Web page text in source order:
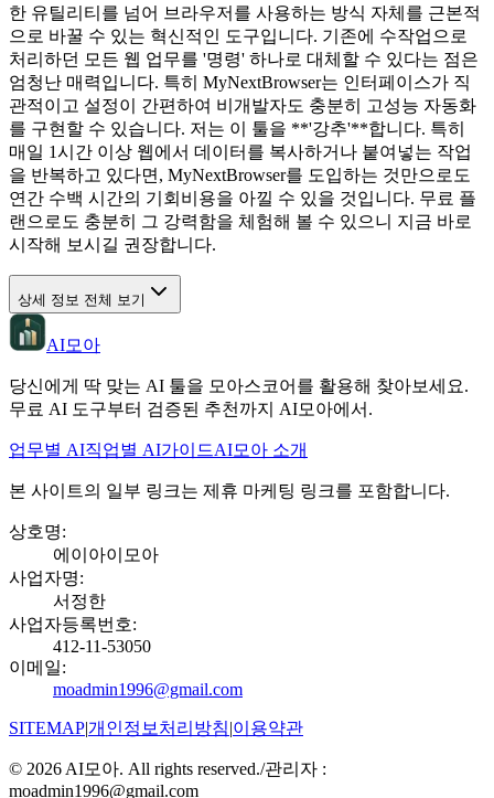
한 유틸리티를 넘어 브라우저를 사용하는 방식 자체를 근본적
으로 바꿀 수 있는 혁신적인 도구입니다. 기존에 수작업으로
처리하던 모든 웹 업무를 '명령' 하나로 대체할 수 있다는 점은
엄청난 매력입니다. 특히 MyNextBrowser는 인터페이스가 직
관적이고 설정이 간편하여 비개발자도 충분히 고성능 자동화
를 구현할 수 있습니다. 저는 이 툴을 **'강추'**합니다. 특히
매일 1시간 이상 웹에서 데이터를 복사하거나 붙여넣는 작업
을 반복하고 있다면, MyNextBrowser를 도입하는 것만으로도
연간 수백 시간의 기회비용을 아낄 수 있을 것입니다. 무료 플
랜으로도 충분히 그 강력함을 체험해 볼 수 있으니 지금 바로
시작해 보시길 권장합니다.
상세 정보 전체 보기
AI모아
당신에게 딱 맞는 AI 툴을 모아스코어를 활용해 찾아보세요.
무료 AI 도구부터 검증된 추천까지 AI모아에서.
업무별 AI직업별 AI가이드AI모아 소개
본 사이트의 일부 링크는 제휴 마케팅 링크를 포함합니다.
상호명:
에이아이모아
사업자명:
서정한
사업자등록번호:
412-11-53050
이메일:
moadmin1996@gmail.com
SITEMAP|개인정보처리방침|이용약관
© 2026 AI모아. All rights reserved./관리자 :
moadmin1996@gmail.com